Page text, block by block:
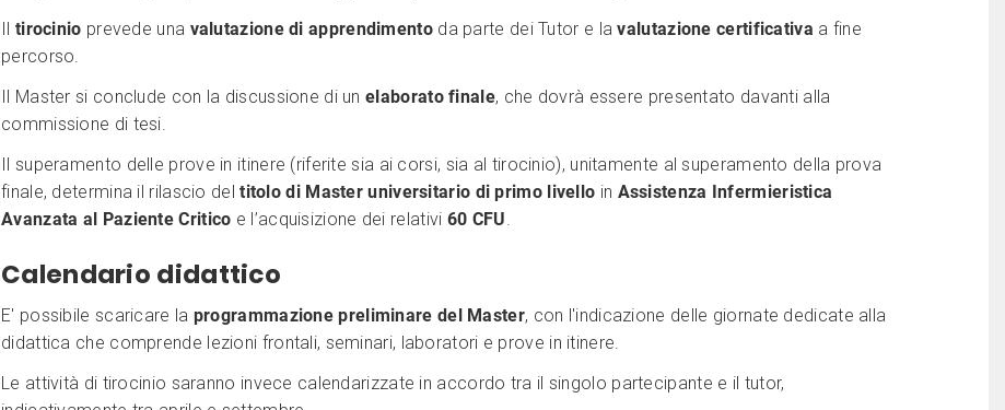
Il tirocinio prevede una valutazione di apprendimentoda parte dei Tutor e la valutazione certificativa a fine
percorso.
Il Master si conclude con la discussione di unelaborato finale, che dovrà essere presentato davanti alla
commissione di tesi.
Il superamento delle prove in itinere (riferite sia ai corsi, sia al tirocinio), unitamente al superamento della prova
finale, determina il rilascio deltitolo di Master universitario di primo livello in Assistenza Infermieristica
Avanzata al Paziente Critico e l’acquisizione dei relativi 60 CFU.
Calendario didattico
E' possibile scaricare la programmazione preliminare del Master, con l'indicazione delle giornate dedicate alla
didattica che comprende lezioni frontali, seminari, laboratori e prove in itinere.
Le attività di tirocinio saranno invece calendarizzate in accordo tra il singolo partecipante e il tutor,